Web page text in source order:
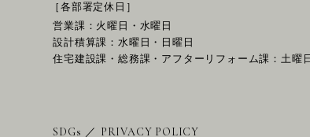
［各部署定休日］
営業課：火曜日・水曜日
設計積算課：水曜日・日曜日
住宅建設課・総務課・アフターリフォーム課：土曜
SDGs ／ PRIVACY POLICY